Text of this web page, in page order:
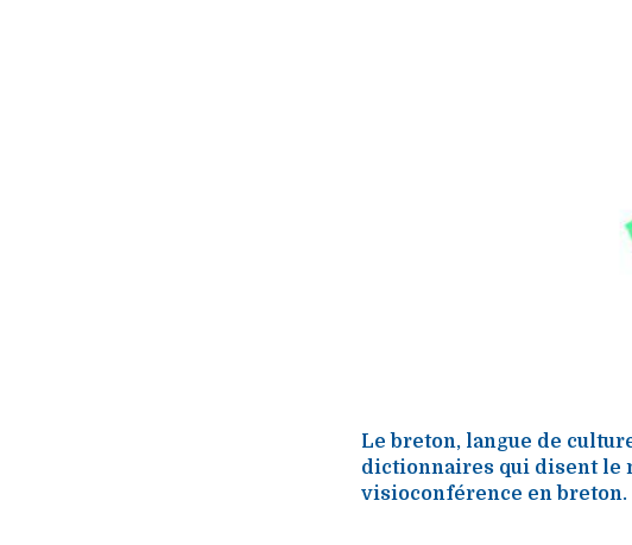
Le breton, langue de
dictionnaires qui disent le
visioconférence en breton.